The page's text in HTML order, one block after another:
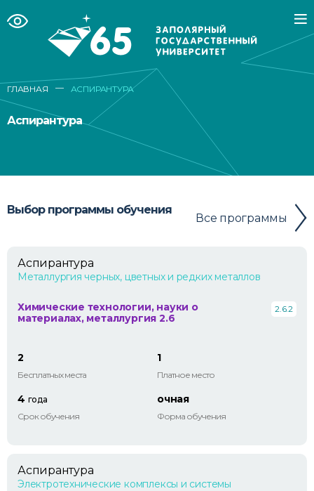
ГЛАВНАЯ — АСПИРАНТУРА
Аспирантура
Выбор программы обучения
Все программы
Аспирантура
Металлургия черных, цветных и редких металлов
Химические технологии, науки о
материалах, металлургия 2.6
2.6.2
2
Бесплатных места
1
Платное место
4 года
Срок обучения
очная
Форма обучения
Аспирантура
Электротехнические комплексы и системы